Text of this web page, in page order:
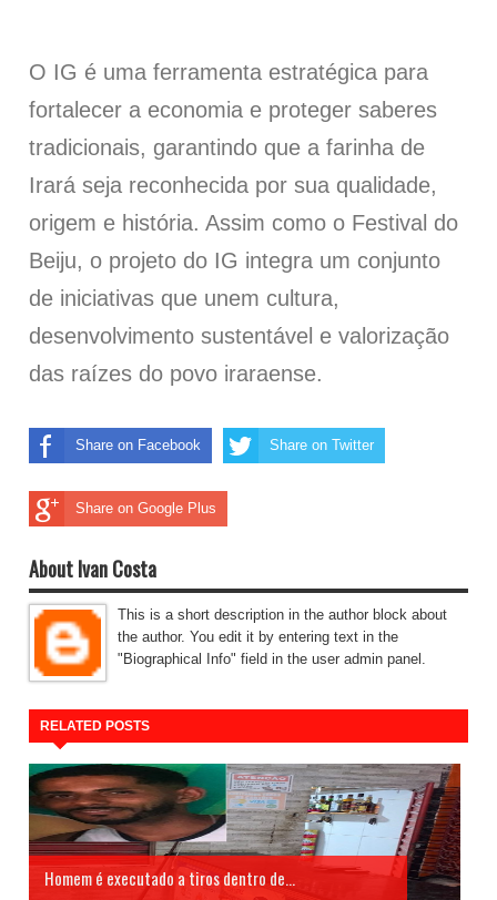
O IG é uma ferramenta estratégica para
fortalecer a economia e proteger saberes
tradicionais, garantindo que a farinha de
Irará seja reconhecida por sua qualidade,
origem e história. Assim como o Festival do
Beiju, o projeto do IG integra um conjunto
de iniciativas que unem cultura,
desenvolvimento sustentável e valorização
das raízes do povo iraraense.
Share on Facebook Share on Twitter
Share on Google Plus
About Ivan Costa
This is a short description in the author block about
the author. You edit it by entering text in the
"Biographical Info" field in the user admin panel.
RELATED POSTS
Homem é executado a tiros dentro de...